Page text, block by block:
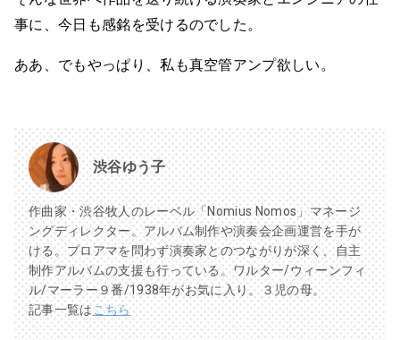
事に、今日も感銘を受けるのでした。
ああ、でもやっぱり、私も真空管アンプ欲しい。
渋谷ゆう子
作曲家・渋谷牧人のレーベル「Nomius Nomos」マネージ
ングディレクター。アルバム制作や演奏会企画運営を手が
ける。プロアマを問わず演奏家とのつながりが深く、自主
制作アルバムの支援も行っている。ワルター/ウィーンフィ
ル/マーラー９番/1938年がお気に入り。３児の母。
記事一覧はこちら